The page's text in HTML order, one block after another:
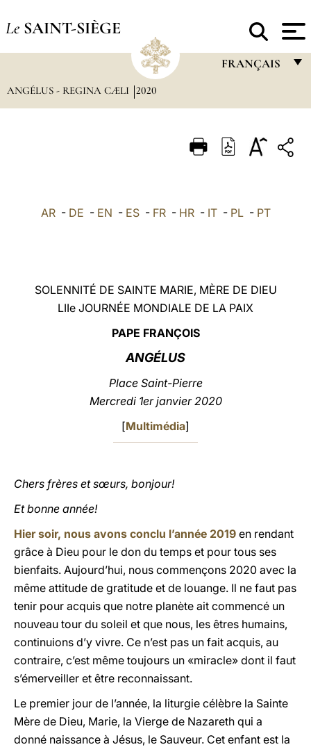
Le SAINT-SIÈGE
FRANÇAIS
ITALIANO
中文
ANGÉLUS - REGINA CÆLI 2020
AR- DE - EN - ES- FR- HR- IT- PL- PT
SOLENNITÉ DE SAINTE MARIE, MÈRE DE DIEU
LIIe JOURNÉE MONDIALE DE LA PAIX
PAPE FRANÇOIS
ANGÉLUS
Place Saint-Pierre
Mercredi 1er janvier 2020
[Multimédia]
Chers frères et sœurs, bonjour!
Et bonne année!
Hier soir, nous avons conclu l’année 2019 en rendant
grâce à Dieu pour le don du temps et pour tous ses
bienfaits. Aujourd’hui, nous commençons 2020 avec la
même attitude de gratitude et de louange. Il ne faut pas
tenir pour acquis que notre planète ait commencé un
nouveau tour du soleil et que nous, les êtres humains,
continuions d’y vivre. Ce n’est pas un fait acquis, au
contraire, c’est même toujours un «miracle» dont il faut
s’émerveiller et être reconnaissant.
Le premier jour de l’année, la liturgie célèbre la Sainte
Mère de Dieu, Marie, la Vierge de Nazareth qui a
donné naissance à Jésus, le Sauveur. Cet enfant est la